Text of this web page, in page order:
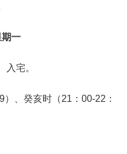
一
入宅。
、癸亥时（21：00-22：